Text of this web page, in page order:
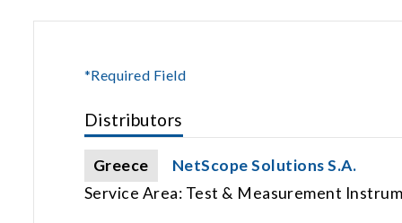
*Required Field
Distributors
Greece
NetScope Solutions S.A.
Service Area: Test & Measurement